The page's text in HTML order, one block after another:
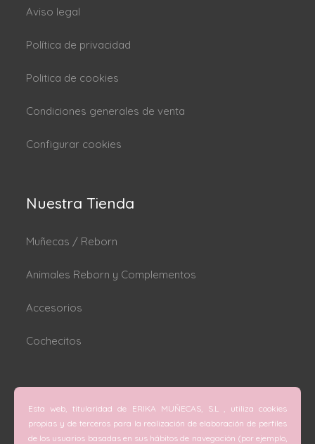
Aviso legal
Política de privacidad
Politica de cookies
Condiciones generales de venta
Configurar cookies
Nuestra Tienda
Muñecas / Reborn
Animales Reborn y Complementos
Accesorios
Cochecitos
Esta web, titularidad de ERIKA MUÑECAS, S.L , utiliza cookies
propias y de terceros para la realización de elaboración de perfiles
de los usuarios basadas en sus hábitos de navegación (por ejemplo,